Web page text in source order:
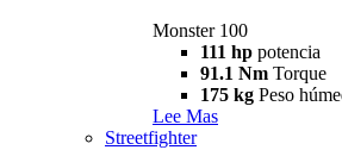
Monster 100
111 hp potencia
91.1 Nm Torque
175 kg Peso
Lee Mas
Streetfighter